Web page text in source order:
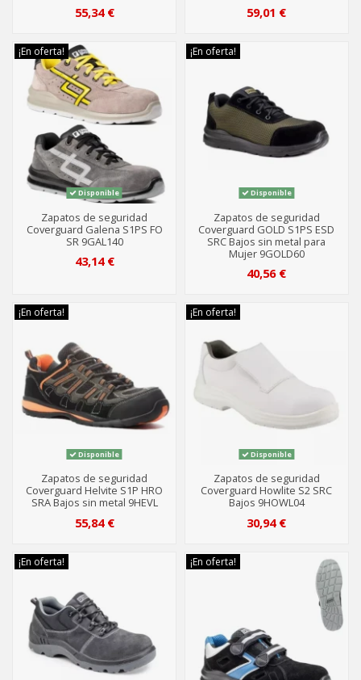
55,34 € 59,01 €
¡En oferta!
Disponible
Zapatos de seguridad
Coverguard Galena S1PS FO
SR 9GAL140
43,14 €
¡En oferta!
Disponible
Zapatos de seguridad
Coverguard GOLD S1PS ESD
SRC Bajos sin metal para
Mujer 9GOLD60
40,56 €
¡En oferta!
Disponible
Zapatos de seguridad
Coverguard Helvite S1P HRO
SRA Bajos sin metal 9HEVL
55,84 €
¡En oferta!
Disponible
Zapatos de seguridad
Coverguard Howlite S2 SRC
Bajos 9HOWL04
30,94 €
¡En oferta! ¡En oferta!